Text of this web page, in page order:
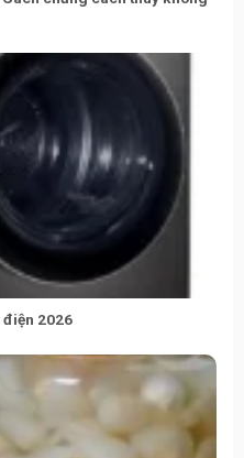
điện 2026